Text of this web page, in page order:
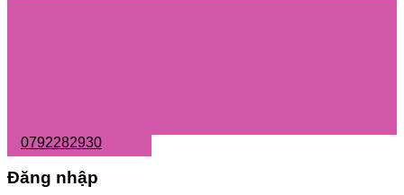
0792282930
Đăng nhập